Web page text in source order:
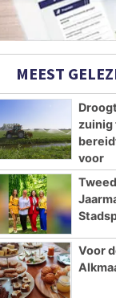
MEEST
zuinig
voor
Voor